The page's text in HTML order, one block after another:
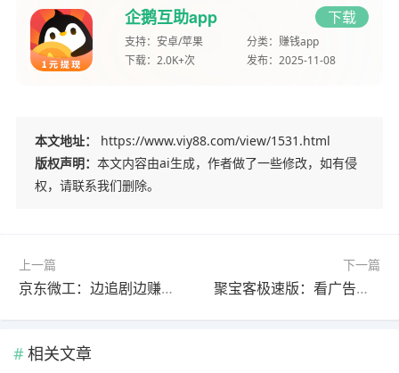
企鹅互助app 下载
支持： 安卓/苹果 分类： 赚钱app
下载： 2.0K+次 发布： 2025-11-08
本文地址：
https://www.viy88.com/view/1531.html
版权声明： 本文内容由ai生成，作者做了一些修改，如有侵
权，请联系我们删除。
上一篇
京东微工：边追剧边赚钱，宝妈居家兼职的灵活之选
下一篇
聚宝客极速版：看广告赚金币，新手宝妈学生党随手赚零花钱》
相关文章